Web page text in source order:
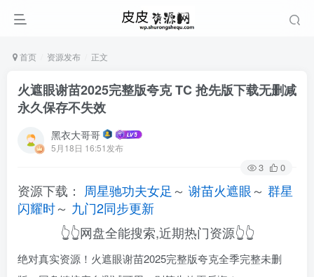
首页 资源发布 正文
火遮眼谢苗2025完整版夸克 TC 抢先版下载无删减
永久保存不失效
黑衣大哥哥
5月18日 16:51发布
3 0
资源下载： 周星驰功夫女足 ～ 谢苗火遮眼～ 群星
闪耀时～ 九门2同步更新
👆👆网盘全能搜索,近期热门资源👆👆
绝对真实资源！火遮眼谢苗2025完整版夸克全季完整未删